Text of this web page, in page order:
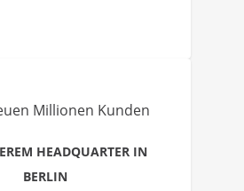
Millionen Kunden
HEADQUARTER IN
BERLIN